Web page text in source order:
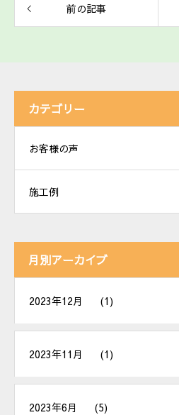
前の記事
カテゴリー
お客様の声
施工例
月別アーカイブ
2023年12月 (1)
2023年11月 (1)
2023年6月 (5)